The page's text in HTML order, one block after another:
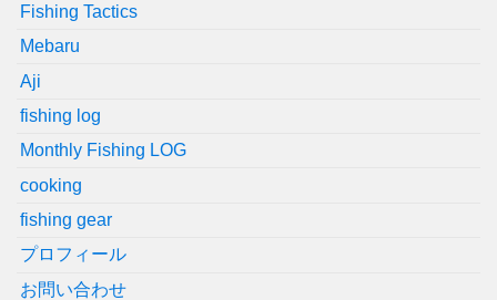
Fishing Tactics
Mebaru
Aji
fishing log
Monthly Fishing LOG
cooking
fishing gear
プロフィール
お問い合わせ